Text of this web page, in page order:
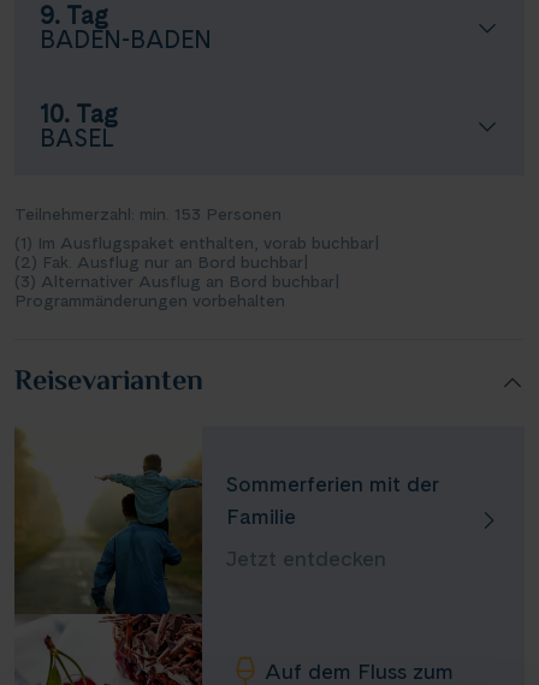
9. Tag
BADEN-BADEN
10. Tag
BASEL
Teilnehmerzahl: min. 153 Personen
(1) Im Ausflugspaket enthalten, vorab buchbar
(2) Fak. Ausflug nur an Bord buchbar
(3) Alternativer Ausflug an Bord buchbar
Programmänderungen vorbehalten
Reisevarianten
Sommerferien mit der
Familie
Jetzt entdecken
Auf dem Fluss zum